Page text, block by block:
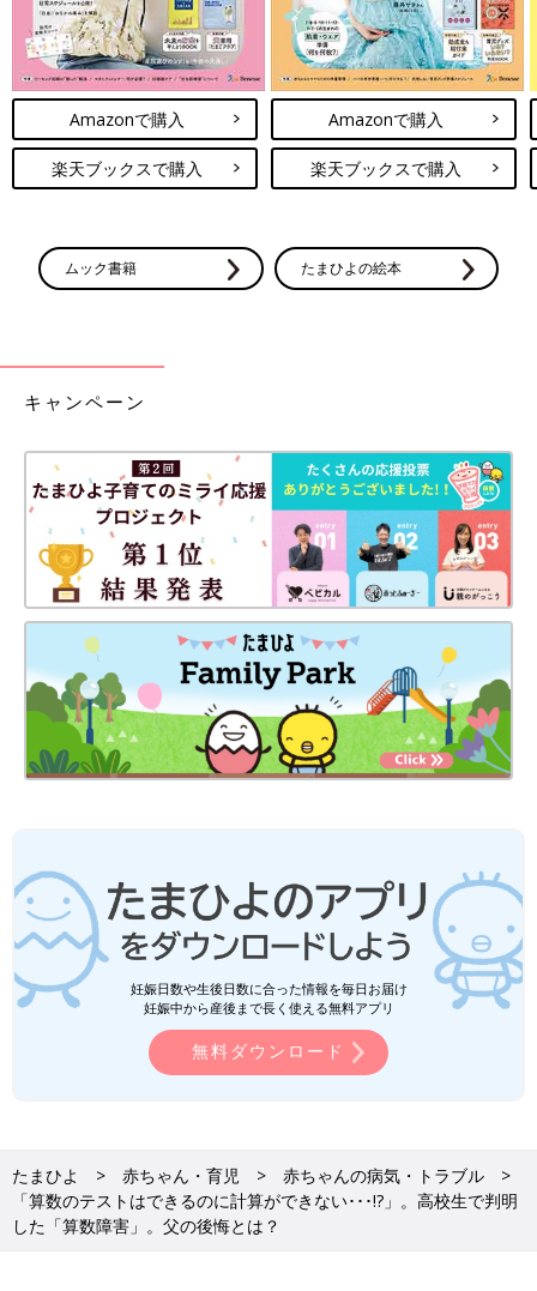
Amazonで購入
楽天ブックスで購入
Amazonで購入
楽天ブックスで購入
ムック書籍 たまひよの絵本
キャンペーン
妊娠日数や生後日数に合った情報を毎日お届け
妊娠中から産後まで長く使える無料アプリ
無料ダウンロード
たまひよ 赤ちゃん・育児
赤ちゃんの病気・トラブル
「算数のテストはできるのに計算ができない･･･!?」。高校生で判明
した「算数障害」。父の後悔とは？